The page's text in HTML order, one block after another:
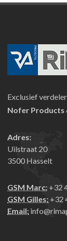
Exclusief
Nofer Products
Adres:
Uilstraat 20
3500 Hasselt
GSM Marc: +32
GSM Gilles: +32
Email: